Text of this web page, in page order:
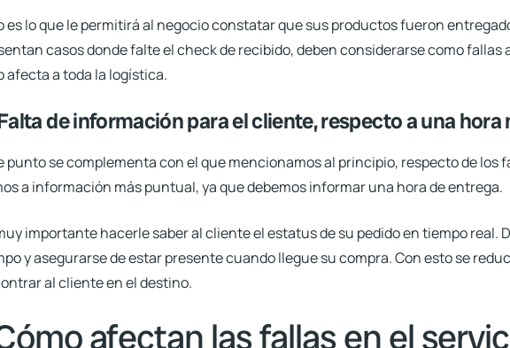
es lo que le permitirá al negocio constatar que sus productos fueron
casos donde falte el check de recibido, deben considerarse como fallas
afecta a toda la logística.
de información para el cliente, respecto a una
punto se complementa con el que mencionamos al principio, respecto de los
a información más puntual, ya que debemos informar una hora de entrega.
importante hacerle saber al cliente el estatus de su pedido en tiempo real.
y asegurarse de estar presente cuando llegue su compra. Con esto se
al cliente en el destino.
afectan las fallas en el